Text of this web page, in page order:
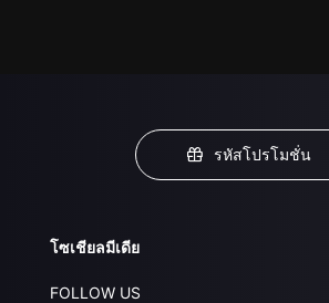
รหัสโปรโมชั่น
โซเชียลมีเดีย
FOLLOW US